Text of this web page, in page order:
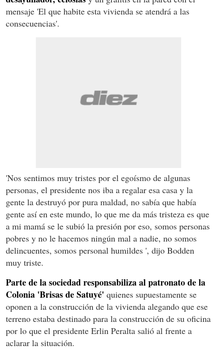
mensaje 'El que habite esta vivienda se atendrá a las
consecuencias'.
'Nos sentimos muy tristes por el egoísmo de algunas
personas, el presidente nos iba a regalar esa casa y la
gente la destruyó por pura maldad, no sabía que había
gente así en este mundo, lo que me da más tristeza es que
a mi mamá se le subió la presión por eso, somos personas
pobres y no le hacemos ningún mal a nadie, no somos
delincuentes, somos personal humildes ', dijo Bodden
muy triste.
Parte de la sociedad responsabiliza al patronato de la
Colonia 'Brisas de Satuyé' quienes supuestamente se
oponen a la construcción de la vivienda alegando que ese
terreno estaba destinado para la construcción de su oficina
por lo que el presidente Erlin Peralta salió al frente a
aclarar la situación.